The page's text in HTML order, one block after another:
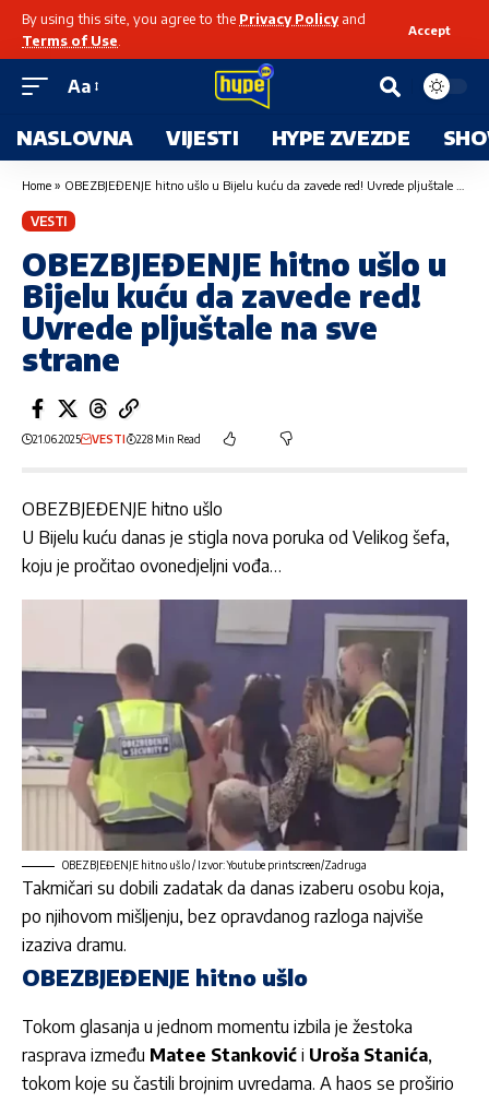
By using this site, you agree to the Privacy Policyand
Terms of Use
Accept
Aa
NASLOVNA VIJESTI HYPE ZVEZDE
Home » OBEZBJEĐENJE hitno ušlo u Bijelu kuću da zavede red! Uvrede pljuštale na sve strane
VESTI
OBEZBJEĐENJE hitno ušlo u
Bijelu kuću da zavede red!
Uvrede pljuštale na sve
strane
21.06.2025 VESTI 228 Min Read
OBEZBJEĐENJE hitno ušlo
U Bijelu kuću danas je stigla nova poruka od Velikog šefa,
koju je pročitao ovonedjeljni vođa…
OBEZBJEĐENJE hitno ušlo / Izvor: Youtube printscreen/Zadruga
Takmičari su dobili zadatak da danas izaberu osobu koja,
po njihovom mišljenju, bez opravdanog razloga najviše
izaziva dramu.
OBEZBJEĐENJE hitno ušlo
Tokom glasanja u jednom momentu izbila je žestoka
rasprava između Matee Stanković i Uroša Stanića,
tokom koje su častili brojnim uvredama. A haos se proširio